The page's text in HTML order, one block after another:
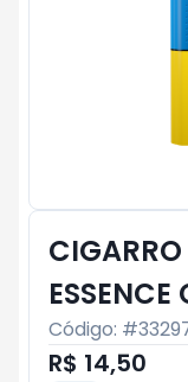
Código: #
R$ 14,50